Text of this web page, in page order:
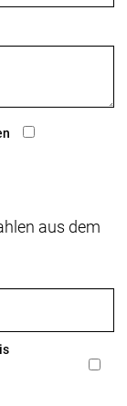
aus dem